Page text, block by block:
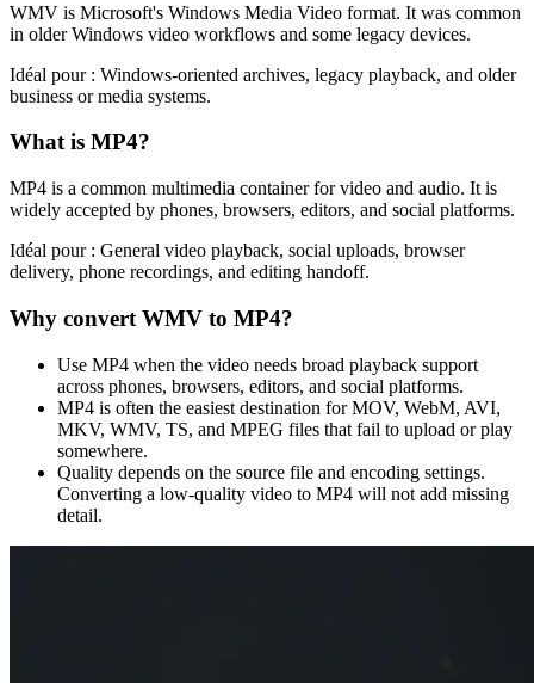
WMV is Microsoft's Windows Media Video format. It was common
in older Windows video workflows and some legacy devices.
Idéal pour : Windows-oriented archives, legacy playback, and older
business or media systems.
What is MP4?
MP4 is a common multimedia container for video and audio. It is
widely accepted by phones, browsers, editors, and social platforms.
Idéal pour : General video playback, social uploads, browser
delivery, phone recordings, and editing handoff.
Why convert WMV to MP4?
Use MP4 when the video needs broad playback support
across phones, browsers, editors, and social platforms.
MP4 is often the easiest destination for MOV, WebM, AVI,
MKV, WMV, TS, and MPEG files that fail to upload or play
somewhere.
Quality depends on the source file and encoding settings.
Converting a low-quality video to MP4 will not add missing
detail.